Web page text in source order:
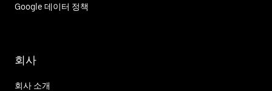
Google 데이터 정책
회사
회사 소개